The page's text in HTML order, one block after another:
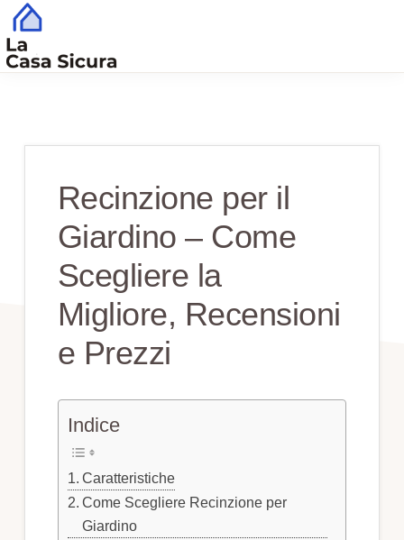
Skip
to
main
Skip
to
primary
che
Recinzione per il
Giardino – Come
Scegliere la
Migliore, Recensioni
e Prezzi
Indice
Caratteristiche
Come Scegliere Recinzione per
Giardino